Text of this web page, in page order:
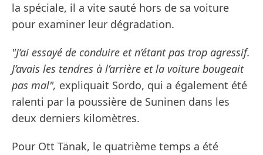
la spéciale, il a vite sauté hors de sa voiture
pour examiner leur dégradation.
"J’ai essayé de conduire et n’étant pas trop agressif.
J’avais les tendres à l’arrière et la voiture bougeait
pas mal", expliquait Sordo, qui a également été
ralenti par la poussière de Suninen dans les
deux derniers kilomètres.
Pour Ott Tänak, le quatrième temps a été